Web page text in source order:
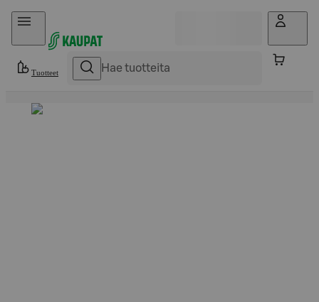
Hyppää sisältöön
Tuotteet